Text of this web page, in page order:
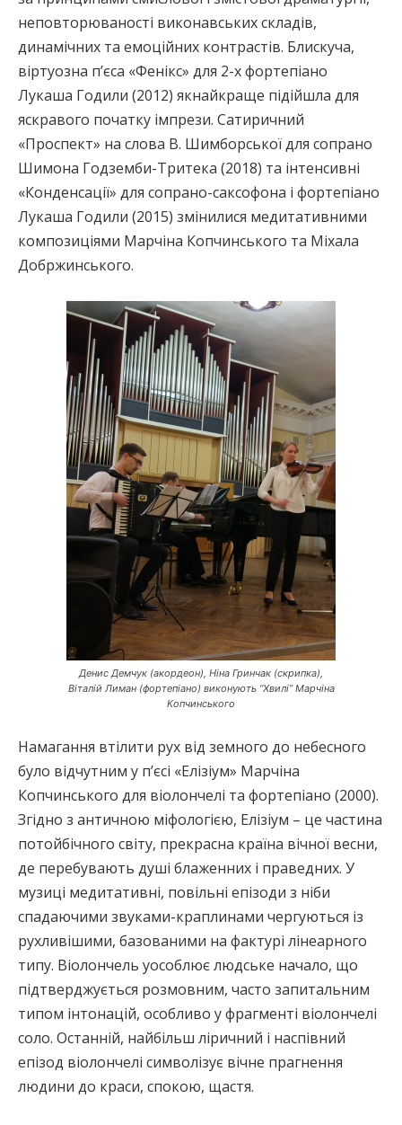
неповторюваності виконавських складів,
динамічних та емоційних контрастів. Блискуча,
віртуозна п’єса «Фенікс» для 2-х фортепіано
Лукаша Годили (2012) якнайкраще підійшла для
яскравого початку імпрези. Сатиричний
«Проспект» на слова В. Шимборської для сопрано
Шимона Годземби-Тритека (2018) та інтенсивні
«Конденсації» для сопрано-саксофона і фортепіано
Лукаша Годили (2015) змінилися медитативними
композиціями Марчіна Копчинського та Міхала
Добржинського.
Денис Демчук (акордеон), Ніна Гринчак (скрипка),
Віталій Лиман (фортепіано) виконують “Хвилі” Марчіна
Копчинського
Намагання втілити рух від земного до небесного
було відчутним у п’єсі «Елізіум» Марчіна
Копчинського для віолончелі та фортепіано (2000).
Згідно з античною міфологією, Елізіум – це частина
потойбічного світу, прекрасна країна вічної весни,
де перебувають душі блаженних і праведних. У
музиці медитативні, повільні епізоди з ніби
спадаючими звуками-краплинами чергуються із
рухливішими, базованими на фактурі лінеарного
типу. Віолончель уособлює людське начало, що
підтверджується розмовним, часто запитальним
типом інтонацій, особливо у фрагменті віолончелі
соло. Останній, найбільш ліричний і наспівний
епізод віолончелі символізує вічне прагнення
людини до краси, спокою, щастя.